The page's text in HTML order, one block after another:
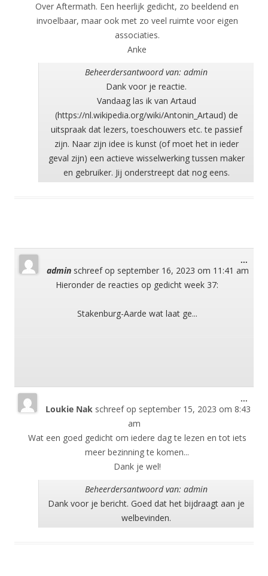
Over Aftermath. Een heerlijk gedicht, zo beeldend en
invoelbaar, maar ook met zo veel ruimte voor eigen
associaties.
Anke
Beheerdersantwoord van: admin
Dank voor je reactie.
Vandaag las ik van Artaud
(https://nl.wikipedia.org/wiki/Antonin_Artaud) de
uitspraak dat lezers, toeschouwers etc. te passief
zijn. Naar zijn idee is kunst (of moet het in ieder
geval zijn) een actieve wisselwerking tussen maker
en gebruiker. Jij onderstreept dat nog eens.
admin schreef op september 16, 2023 om 11:41 am
Hieronder de reacties op gedicht week 37:
Stakenburg-Aarde wat laat ge...
...
deze
Loukie Nak schreef op september 15, 2023 om 8:43
am
Wat een goed gedicht om iedere dag te lezen en tot iets
meer bezinning te komen...
Dank je wel!
Beheerdersantwoord van: admin
Dank voor je bericht. Goed dat het bijdraagt aan je
welbevinden.
...
deze